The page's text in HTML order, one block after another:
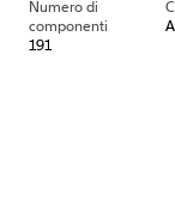
Numero di
componenti
191